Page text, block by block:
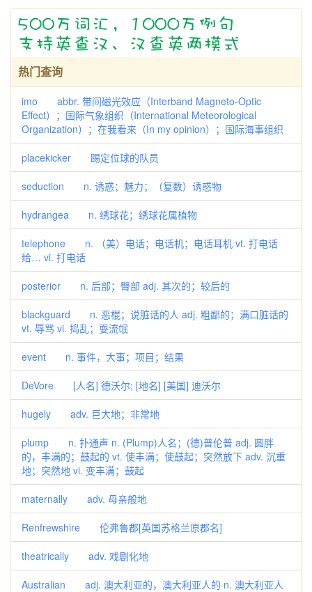
热门查询
imo abbr. 带间磁光效应（Interband Magneto-Optic
Effect）；国际气象组织（International Meteorological
Organization）；在我看来（In my opinion）；国际海事组织
placekicker 踢定位球的队员
seduction n. 诱惑；魅力；（复数）诱惑物
hydrangea n. 绣球花；绣球花属植物
telephone n. （美）电话；电话机；电话耳机 vt. 打电话
给… vi. 打电话
posterior n. 后部；臀部 adj. 其次的；较后的
blackguard n. 恶棍；说脏话的人 adj. 粗鄙的；满口脏话的
vt. 辱骂 vi. 捣乱；耍流氓
event n. 事件，大事；项目；结果
DeVore [人名] 德沃尔; [地名] [美国] 迪沃尔
hugely adv. 巨大地；非常地
plump n. 扑通声 n. (Plump)人名；(德)普伦普 adj. 圆胖
的，丰满的；鼓起的 vt. 使丰满；使鼓起；突然放下 adv. 沉重
地；突然地 vi. 变丰满；鼓起
maternally adv. 母亲般地
Renfrewshire 伦弗鲁郡[英国苏格兰原郡名]
theatrically adv. 戏剧化地
Australian adj. 澳大利亚的，澳大利亚人的 n. 澳大利亚人